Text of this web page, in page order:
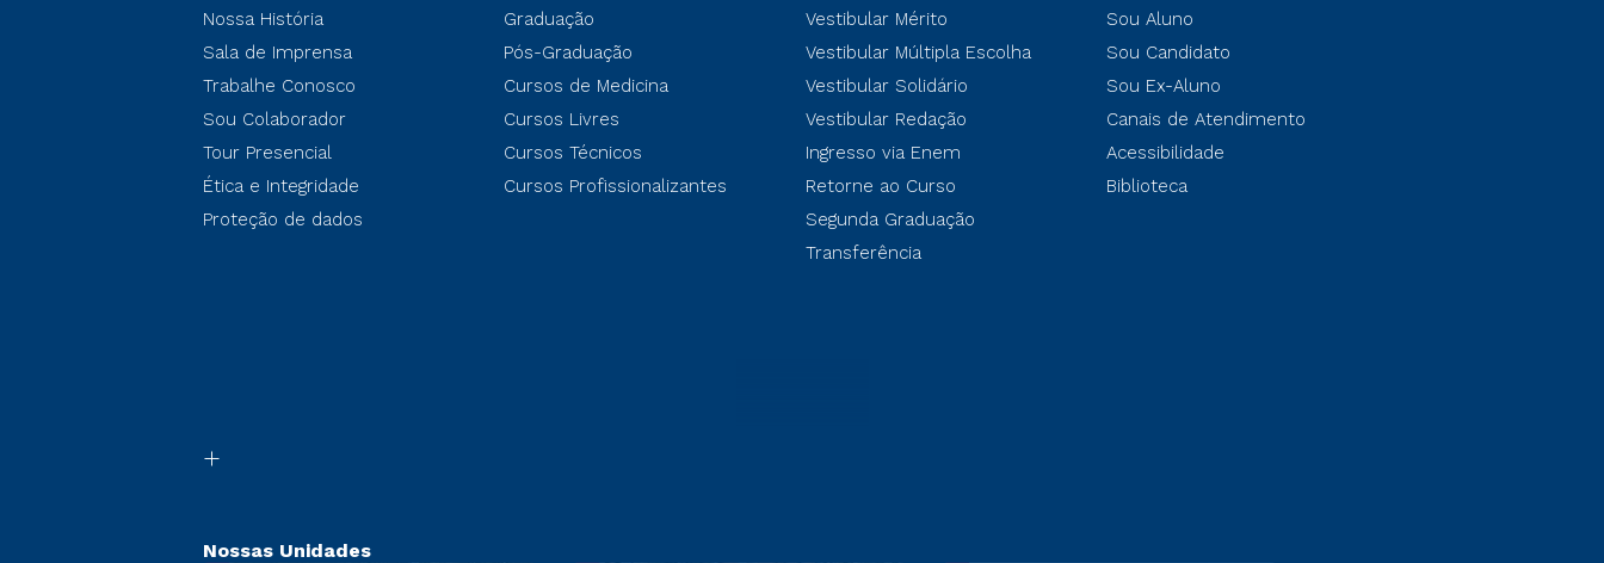
Nossa História
Sala de Imprensa
Trabalhe Conosco
Sou Colaborador
Tour Presencial
Ética e Integridade
Proteção de dados
Graduação
Pós-Graduação
Cursos de Medicina
Cursos Livres
Cursos Técnicos
Cursos Profissionalizantes
Vestibular Mérito
Vestibular Múltipla Escolha
Vestibular Solidário
Vestibular Redação
Ingresso via Enem
Retorne ao Curso
Segunda Graduação
Transferência
Sou Aluno
Sou Candidato
Sou Ex-Aluno
Canais de Atendimento
Acessibilidade
Biblioteca
Nossas Unidades